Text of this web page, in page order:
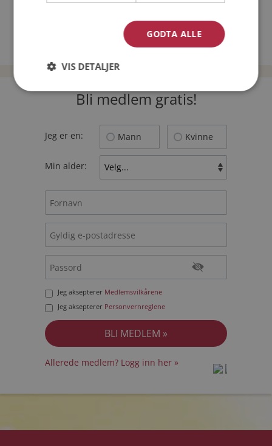
Bli medlem gratis!
Jeg er en: Mann Kvinne
Min alder:
Jeg aksepterer Medlemsvilkårene
Jeg aksepterer Personvernreglene
Allerede medlem? Logg inn her »
GODTA ALLE
VIS DETALJER